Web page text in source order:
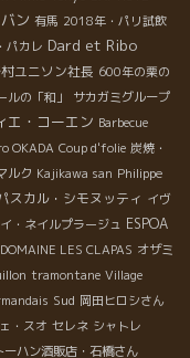
ン 有馬 2018年・パリ試飲
パカレ Dard et Ribo
ユニソン社長 600年の栗の
ルの「和」
サカガミグループ
エ・コーエン Barbecue
OKADA Coup d'folie 炭焼・
ルク Kajikawa san Philippe
スカル・シモヌッティ イヴ
・ネイルプラージュ ESPOA
DOMAINE LES CLAPAS オザミ
tramontane Village
Sud 岡田ヒロシさん
・スオ セレネ シャトレ
ーハン酒販店・石橋さん